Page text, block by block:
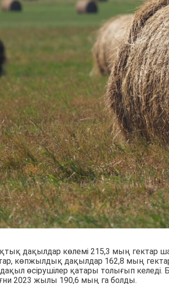
дақылдар көлемі 215,3 мың гектар
көпжылдық дақылдар 162,8 мың
өсірушілер қатары толығып
2023 жылы 190,6 мың га болды.